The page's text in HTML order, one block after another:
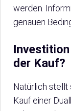
werden.
genauen
der Kauf?
Natürlich stellt
Kauf einer